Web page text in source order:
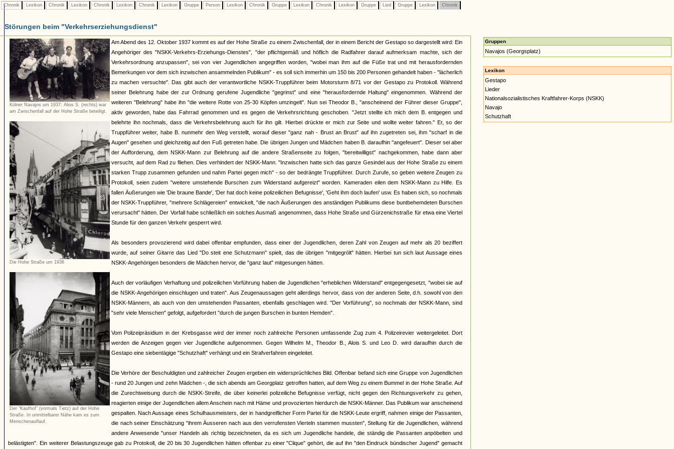
Chronik Lexikon Chronik Lexikon Chronik Lexikon Chronik Lexikon Gruppe Person Lexikon Chronik Gruppe Lexikon Chronik Lexikon Gruppe Lied Gruppe Lexikon Chronik
Störungen beim "Verkehrserziehungsdienst"
Kölner Navajos um 1937: Alios S. (rechts) war
am Zwischenfall auf der Hohe Straße beteiligt.
Die Hohe Straße um 1936
Der "Kaufhof" (vormals Tietz) auf der Hohe
Straße. In unmittelbarer Nähe kam es zum
Menschenauflauf.
Am Abend des 12. Oktober 1937 kommt es auf der Hohe Straße zu einem Zwischenfall, der in einem Bericht der Gestapo so dargestellt wird: Ein
Angehöriger des "NSKK-Verkehrs-Erziehungs-Dienstes", "der pflichtgemäß und höflich die Radfahrer darauf aufmerksam machte, sich der
Verkehrsordnung anzupassen", sei von vier Jugendlichen angegriffen worden, "wobei man ihm auf die Füße trat und mit herausfordernden
Bemerkungen vor dem sich inzwischen ansammelnden Publikum" - es soll sich immerhin um 150 bis 200 Personen gehandelt haben - "lächerlich
zu machen versuchte". Das gibt auch der verantwortliche NSKK-Truppführer beim Motorsturm 8/71 vor der Gestapo zu Protokoll. Während
seiner Belehrung habe der zur Ordnung gerufene Jugendliche "gegrinst" und eine "herausfordernde Haltung" eingenommen. Während der
weiteren "Belehrung" habe ihn "die weitere Rotte von 25-30 Köpfen umzingelt". Nun sei Theodor B., "anscheinend der Führer dieser Gruppe",
aktiv geworden, habe das Fahrrad genommen und es gegen die Verkehrsrichtung geschoben. "Jetzt stellte ich mich dem B. entgegen und
belehrte ihn nochmals, dass die Verkehrsbelehrung auch für ihn gilt. Hierbei drückte er mich zur Seite und wollte weiter fahren." Er, so der
Truppführer weiter, habe B. nunmehr den Weg verstellt, worauf dieser "ganz nah - Brust an Brust" auf ihn zugetreten sei, ihm "scharf in die
Augen" gesehen und gleichzeitig auf den Fuß getreten habe. Die übrigen Jungen und Mädchen haben B. daraufhin "angefeuert". Dieser sei aber
der Aufforderung, dem NSKK-Mann zur Belehrung auf die andere Straßenseite zu folgen, "bereitwilligst" nachgekommen, habe dann aber
versucht, auf dem Rad zu fliehen. Dies verhindert der NSKK-Mann. "Inzwischen hatte sich das ganze Gesindel aus der Hohe Straße zu einem
starken Trupp zusammen gefunden und nahm Partei gegen mich" - so der bedrängte Truppführer. Durch Zurufe, so geben weitere Zeugen zu
Protokoll, seien zudem "weitere umstehende Burschen zum Widerstand aufgereizt" worden. Kameraden eilen dem NSKK-Mann zu Hilfe. Es
fallen Äußerungen wie 'Die braune Bande', 'Der hat doch keine polizeilichen Befugnisse', 'Geht ihm doch laufen' usw. Es haben sich, so nochmals
der NSKK-Truppführer, "mehrere Schlägereien" entwickelt, "die nach Äußerungen des anständigen Publikums diese buntbehemdeten Burschen
verursacht" hätten. Der Vorfall habe schließlich ein solches Ausmaß angenommen, dass Hohe Straße und Gürzenichstraße für etwa eine Viertel
Stunde für den ganzen Verkehr gesperrt wird.
Als besonders provozierend wird dabei offenbar empfunden, dass einer der Jugendlichen, deren Zahl von Zeugen auf mehr als 20 beziffert
wurde, auf seiner Gitarre das Lied "Do steit ene Schutzmann" spielt, das die übrigen "mitgegrölt" hätten. Hierbei tun sich laut Aussage eines
NSKK-Angehörigen besonders die Mädchen hervor, die "ganz laut" mitgesungen hätten.
Auch der vorläufigen Verhaftung und polizeilichen Vorführung haben die Jugendlichen "erheblichen Widerstand" entgegengesetzt, "wobei sie auf
die NSKK-Angehörigen einschlugen und traten". Aus Zeugenaussagen geht allerdings hervor, dass von der anderen Seite, d.h. sowohl von den
NSKK-Männern, als auch von den umstehenden Passanten, ebenfalls geschlagen wird. "Der Vorführung", so nochmals der NSKK-Mann, sind
"sehr viele Menschen" gefolgt, aufgefordert "durch die jungen Burschen in bunten Hemden".
Vom Polizeipräsidium in der Krebsgasse wird der immer noch zahlreiche Personen umfassende Zug zum 4. Polizeirevier weitergeleitet. Dort
werden die Anzeigen gegen vier Jugendliche aufgenommen. Gegen Wilhelm M., Theodor B., Alois S. und Leo D. wird daraufhin durch die
Gestapo eine siebentägige "Schutzhaft" verhängt und ein Strafverfahren eingeleitet.
Die Verhöre der Beschuldigten und zahlreicher Zeugen ergeben ein widersprüchliches Bild. Offenbar befand sich eine Gruppe von Jugendlichen
- rund 20 Jungen und zehn Mädchen -, die sich abends am Georgplatz getroffen hatten, auf dem Weg zu einem Bummel in der Hohe Straße. Auf
die Zurechtweisung durch die NSKK-Streife, die über keinerlei polizeiliche Befugnisse verfügt, nicht gegen den Richtungsverkehr zu gehen,
reagierten einige der Jugendlichen allem Anschein nach mit Häme und provozierten hierdurch die NSKK-Männer. Das Publikum war anscheinend
gespalten. Nach Aussage eines Schulhausmeisters, der in handgreiflicher Form Partei für die NSKK-Leute ergriff, nahmen einige der Passanten,
die nach seiner Einschätzung "ihrem Äusseren nach aus den verrufensten Vierteln stammen mussten", Stellung für die Jugendlichen, während
andere Anwesende "unser Handeln als richtig bezeichneten, da es sich um Jugendliche handele, die ständig die Passanten anpöbelten und
belästigten". Ein weiterer Belastungszeuge gab zu Protokoll, die 20 bis 30 Jugendlichen hätten offenbar zu einer "Clique" gehört, die auf ihn "den Eindruck bündischer Jugend" gemacht
Gruppen
Navajos (Georgsplatz)
Lexikon
Gestapo
Lieder
Nationalsozialistisches Kraftfahrer-Korps (NSKK)
Navajo
Schutzhaft